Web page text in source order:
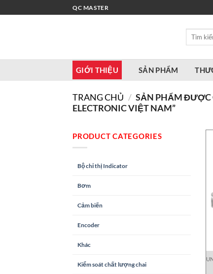
qua
QC MASTER
Tìm
GIỚI THIỆU SẢN PHẨM
TRANG CHỦ / SẢN PHẨM ĐƯỢC
ELECTRONIC VIỆT NAM”
PRODUCT CATEGORIES
Bộ chỉ thị Indicator
Bơm
Cảm biến
Encoder
Khác
Kiểm soát chất lượng chai